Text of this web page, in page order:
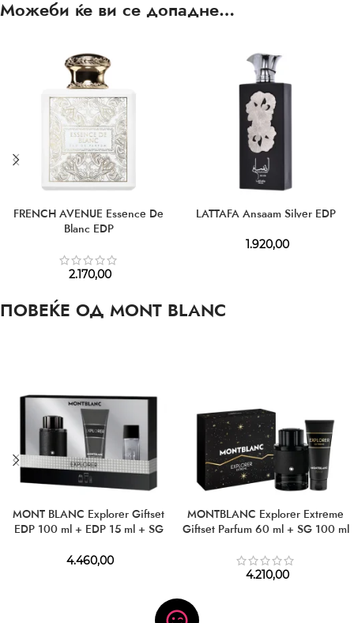
Можеби ќе ви се допадне…
FRENCH AVENUE Essence De
Blanc EDP
2.170,00
LATTAFA Ansaam Silver EDP
1.920,00
ПОВЕЌЕ ОД MONT BLANC
MONT BLANC Explorer Giftset
EDP 100 ml + EDP 15 ml + SG
4.460,00
MONTBLANC Explorer Extreme
Giftset Parfum 60 ml + SG 100 ml
4.210,00